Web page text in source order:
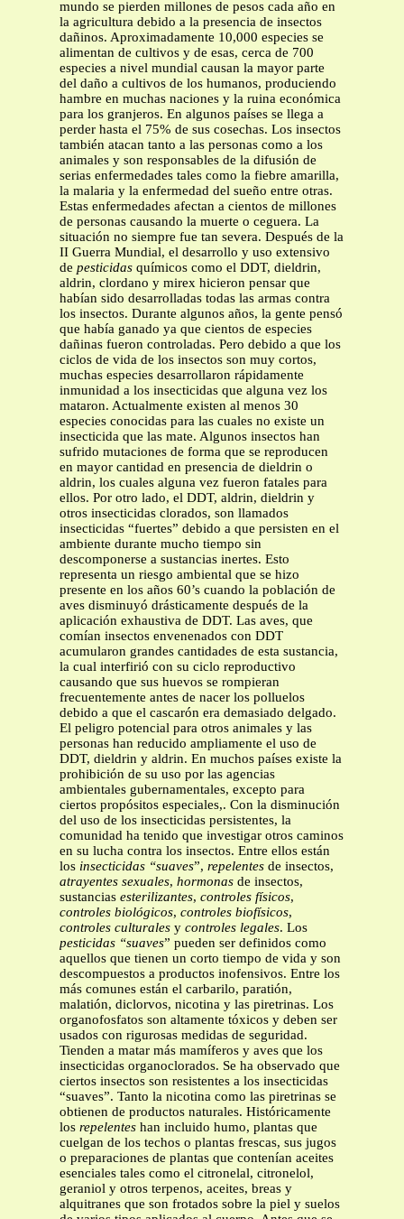
mundo se pierden millones de pesos cada año en
la agricultura debido a la presencia de insectos
dañinos. Aproximadamente 10,000 especies se
alimentan de cultivos y de esas, cerca de 700
especies a nivel mundial causan la mayor parte
del daño a cultivos de los humanos, produciendo
hambre en muchas naciones y la ruina económica
para los granjeros. En algunos países se llega a
perder hasta el 75% de sus cosechas. Los insectos
también atacan tanto a las personas como a los
animales y son responsables de la difusión de
serias enfermedades tales como la fiebre amarilla,
la malaria y la enfermedad del sueño entre otras.
Estas enfermedades afectan a cientos de millones
de personas causando la muerte o ceguera. La
situación no siempre fue tan severa. Después de la
II Guerra Mundial, el desarrollo y uso extensivo
de pesticidas químicos como el DDT, dieldrin,
aldrin, clordano y mirex hicieron pensar que
habían sido desarrolladas todas las armas contra
los insectos. Durante algunos años, la gente pensó
que había ganado ya que cientos de especies
dañinas fueron controladas. Pero debido a que los
ciclos de vida de los insectos son muy cortos,
muchas especies desarrollaron rápidamente
inmunidad a los insecticidas que alguna vez los
mataron. Actualmente existen al menos 30
especies conocidas para las cuales no existe un
insecticida que las mate. Algunos insectos han
sufrido mutaciones de forma que se reproducen
en mayor cantidad en presencia de dieldrin o
aldrin, los cuales alguna vez fueron fatales para
ellos. Por otro lado, el DDT, aldrin, dieldrin y
otros insecticidas clorados, son llamados
insecticidas “fuertes” debido a que persisten en el
ambiente durante mucho tiempo sin
descomponerse a sustancias inertes. Esto
representa un riesgo ambiental que se hizo
presente en los años 60’s cuando la población de
aves disminuyó drásticamente después de la
aplicación exhaustiva de DDT. Las aves, que
comían insectos envenenados con DDT
acumularon grandes cantidades de esta sustancia,
la cual interfirió con su ciclo reproductivo
causando que sus huevos se rompieran
frecuentemente antes de nacer los polluelos
debido a que el cascarón era demasiado delgado.
El peligro potencial para otros animales y las
personas han reducido ampliamente el uso de
DDT, dieldrin y aldrin. En muchos países existe la
prohibición de su uso por las agencias
ambientales gubernamentales, excepto para
ciertos propósitos especiales,. Con la disminución
del uso de los insecticidas persistentes, la
comunidad ha tenido que investigar otros caminos
en su lucha contra los insectos. Entre ellos están
los insecticidas “suaves”, repelentes de insectos,
atrayentes sexuales, hormonas de insectos,
sustancias esterilizantes, controles físicos,
controles biológicos, controles biofísicos,
controles culturales y controles legales. Los
pesticidas “suaves” pueden ser definidos como
aquellos que tienen un corto tiempo de vida y son
descompuestos a productos inofensivos. Entre los
más comunes están el carbarilo, paratión,
malatión, diclorvos, nicotina y las piretrinas. Los
organofosfatos son altamente tóxicos y deben ser
usados con rigurosas medidas de seguridad.
Tienden a matar más mamíferos y aves que los
insecticidas organoclorados. Se ha observado que
ciertos insectos son resistentes a los insecticidas
“suaves”. Tanto la nicotina como las piretrinas se
obtienen de productos naturales. Históricamente
los repelentes han incluido humo, plantas que
cuelgan de los techos o plantas frescas, sus jugos
o preparaciones de plantas que contenían aceites
esenciales tales como el citronelal, citronelol,
geraniol y otros terpenos, aceites, breas y
alquitranes que son frotados sobre la piel y suelos